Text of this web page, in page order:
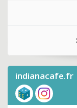
indianacafe.fr